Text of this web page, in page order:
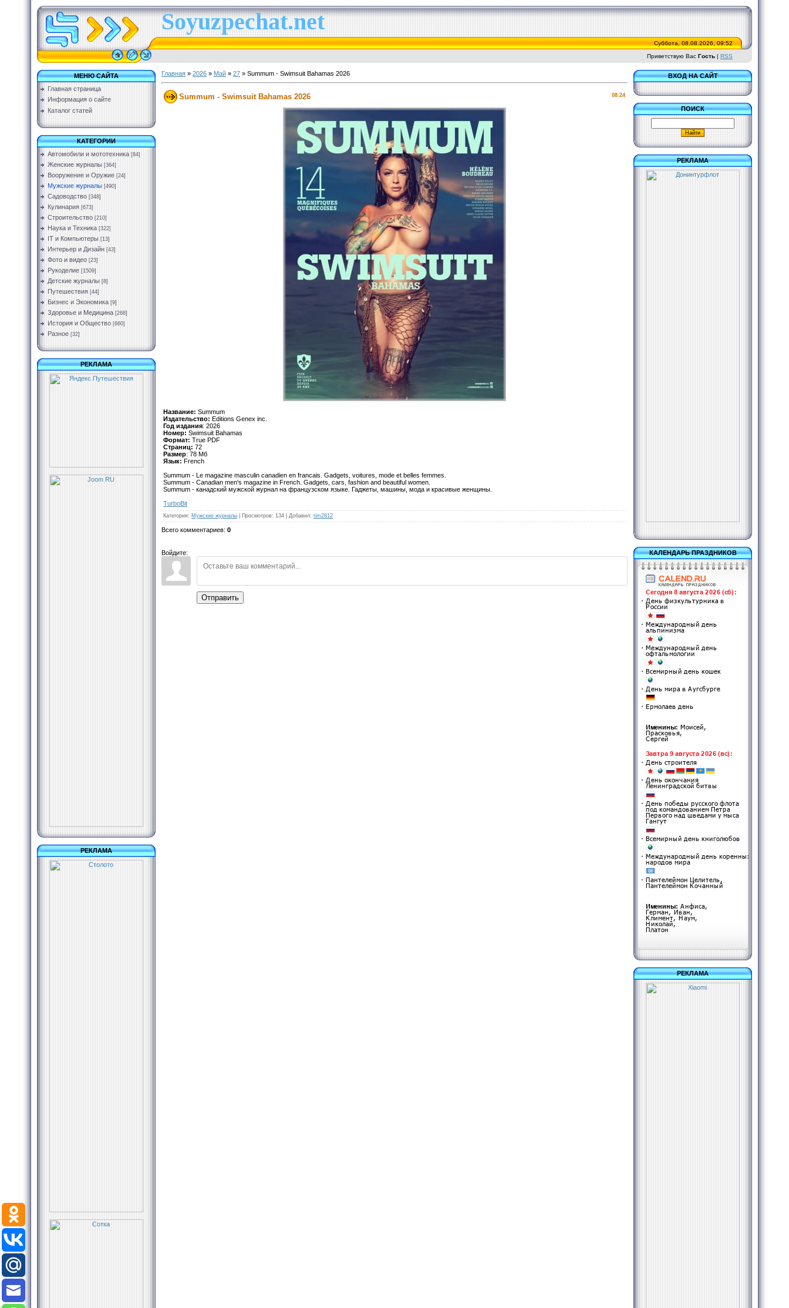
Soyuzpechat.net
Суббота, 08.08.2026, 09:52
Приветствую Вас Гость | RSS
МЕНЮ САЙТА
Главная страница
Информация о сайте
Каталог статей
КАТЕГОРИИ
Автомобили и мототехника [84]
Женские журналы [364]
Вооружение и Оружие [24]
Мужские журналы [490]
Садоводство [348]
Кулинария [673]
Строительство [210]
Наука и Техника [322]
IT и Компьютеры [13]
Интерьер и Дизайн [43]
Фото и видео [23]
Рукоделие [1509]
Детские журналы [8]
Путешествия [44]
Бизнес и Экономика [9]
Здоровье и Медицина [268]
История и Общество [660]
Разное [32]
РЕКЛАМА
РЕКЛАМА
Главная » 2026 » Май » 27 » Summum - Swimsuit Bahamas 2026
08:24
Summum - Swimsuit Bahamas 2026
Название: Summum
Издательство: Editions Genex inc.
Год издания: 2026
Номер: Swimsuit Bahamas
Формат: True PDF
Страниц: 72
Размер: 78 Мб
Язык: French
Summum - Le magazine masculin canadien en franсais. Gadgets, voitures, mode et belles femmes.
Summum - Canadian men's magazine in French. Gadgets, cars, fashion and beautiful women.
Summum - канадский мужской журнал на французском языке. Гаджеты, машины, мода и красивые женщины.
TurbоBit
Категория: Мужские журналы Просмотров: 134 Добавил: tim2812
Всего комментариев: 0
Войдите:
Отправить
ВХОД НА САЙТ
ПОИСК
РЕКЛАМА
КАЛЕНДАРЬ ПРАЗДНИКОВ
РЕКЛАМА